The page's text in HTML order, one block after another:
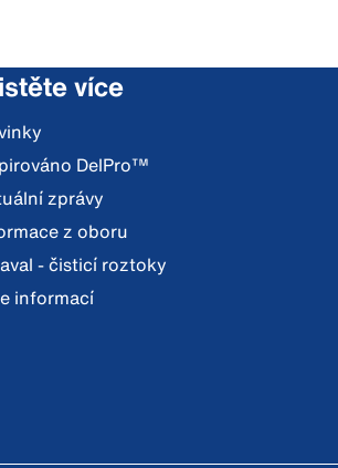
více
DelPro™
zprávy
z oboru
- čisticí roztoky
informací